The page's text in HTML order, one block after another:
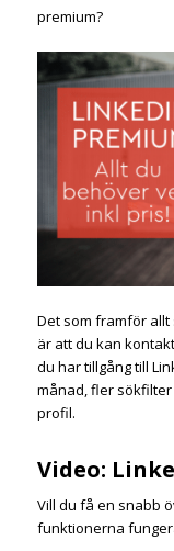
premium?
Det som framför
är att du kan
du har tillgång till
månad, fler
profil.
Video:
Vill du få en snabb
funktionerna